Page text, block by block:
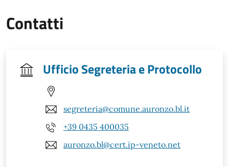
Contatti
Ufficio Segreteria e Protocollo
segreteria@comune.auronzo.bl.it
+39 0435 400035
auronzo.bl@cert.ip-veneto.net